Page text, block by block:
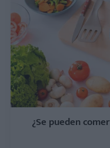
¿Se pueden